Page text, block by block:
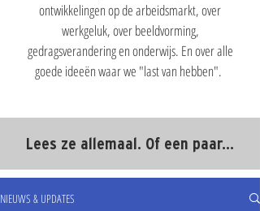
ontwikkelingen op de arbeidsmarkt, over
werkgeluk, over beeldvorming,
gedragsverandering en onderwijs. En over alle
goede ideeën waar we "last van hebben".
Lees ze allemaal. Of een paar...
NIEUWS & UPDATES